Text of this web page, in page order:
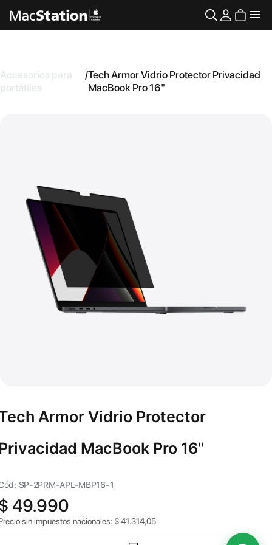
Accesorios para
portátiles
/Tech Armor Vidrio Protector Privacidad
MacBook Pro 16"
Armor Vidrio Protector
MacBook Pro 16"
SP-2PRM-APL-MBP16-1
49.990
sin impuestos nacionales: $41.314,05